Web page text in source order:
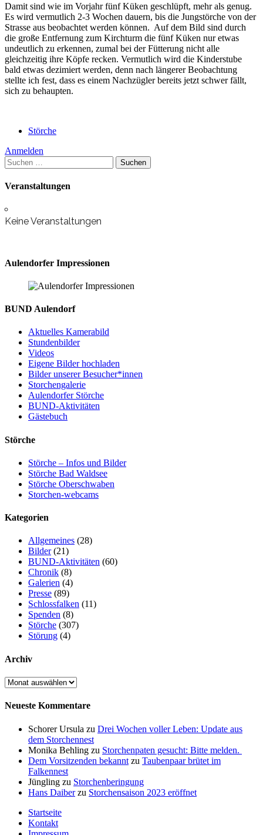
9.
Mai
sind
fünf
Küken
im
neuen
Storchennest
Damit sind wie im Vorjahr fünf Küken geschlüpft, mehr als genug.
Es wird vermutlich 2-3 Wochen dauern, bis die Jungstörche von der
Strasse aus beobachtet werden können. Auf dem Bild sind durch
die große Entfernung zum Kirchturm die fünf Küken nur etwas
undeutlich zu erkennen, zumal bei der Fütterung nicht alle
gleichzeitig ihre Köpfe recken. Vermutlich wird die Kinderstube
bald etwas dezimiert werden, denn nach längerer Beobachtung
stellte ich fest, dass es einem Nachzügler bereits jetzt schwer fällt,
sich zu behaupten.
Störche
Anmelden
Suchen
nach:
Veranstaltungen
Keine Veranstaltungen
Aulendorfer Impressionen
BUND Aulendorf
Aktuelles Kamerabild
Stundenbilder
Videos
Eigene Bilder hochladen
Bilder unserer Besucher*innen
Storchengalerie
Aulendorfer Störche
BUND-Aktivitäten
Gästebuch
Störche
Störche – Infos und Bilder
Störche Bad Waldsee
Störche Oberschwaben
Storchen-webcams
Kategorien
Allgemeines (28)
Bilder(21)
BUND-Aktivitäten (60)
Chronik (8)
Galerien (4)
Presse (89)
Schlossfalken (11)
Spenden (8)
Störche (307)
Störung (4)
Archiv
Archiv
Neueste Kommentare
Schorer Ursula zu Drei Wochen voller Leben: Update aus
dem Storchennest
Monika Behling zu Storchenpaten gesucht: Bitte melden.
Dem Vorsitzenden bekannt zu Taubenpaar brütet im
Falkennest
Jüngling zu Storchenberingung
Hans Daiberzu Storchensaison 2023 eröffnet
Startseite
Kontakt